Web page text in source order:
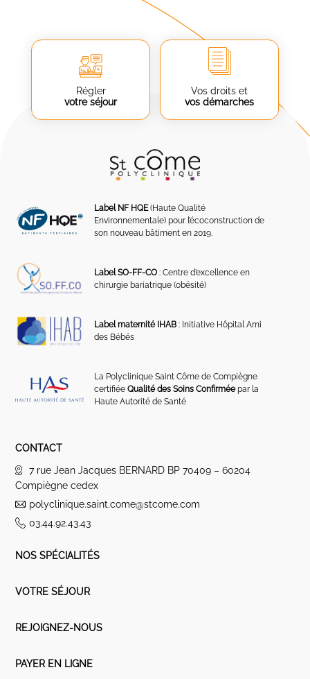
Régler
votre séjour
Vos droits et
vos démarches
Label NF HQE(Haute Qualité
Environnementale) pour l’écoconstruction de
son nouveau bâtiment en 2019.
Label SO-FF-CO : Centre d’excellence en
chirurgie bariatrique (obésité)
Label maternité IHAB : Initiative Hôpital Ami
des Bébés
La Polyclinique Saint Côme de Compiègne
certifiéeQualité des Soins Confirméepar la
Haute Autorité de Santé
CONTACT
7 rue Jean Jacques BERNARD BP 70409 – 60204
Compiègne cedex
polyclinique.saint.come@stcome.com
03.44.92.43.43
NOS SPÉCIALITÉS
VOTRE SÉJOUR
REJOIGNEZ-NOUS
PAYER EN LIGNE